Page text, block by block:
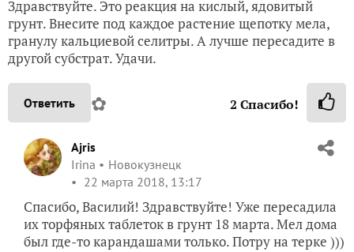
Здравствуйте. Это реакция на кислый, ядовитый
грунт. Внесите под каждое растение щепотку мела,
гранулу кальциевой селитры. А лучше пересадите в
другой субстрат. Удачи.
Ответить ✿ 2 Спасибо!
Ajris
Irina
Новокузнецк
22 марта 2018, 13:17
Спасибо, Василий! Здравствуйте! Уже пересадила
их торфяных таблеток в грунт 18 марта. Мел дома
был где-то карандашами только. Потру на терке )))